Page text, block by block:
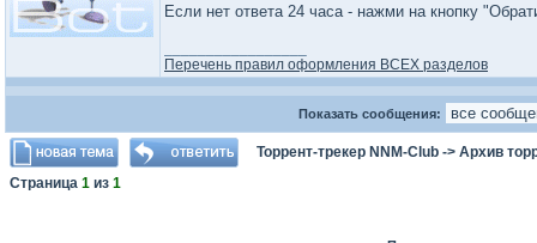
Если нет ответа 24 часа - нажми на кнопку
Перечень правил оформления ВСЕХ разделов
Показать сообщения:
Торрент-трекер NNM-Club -> Архив
Страница 1 из 1